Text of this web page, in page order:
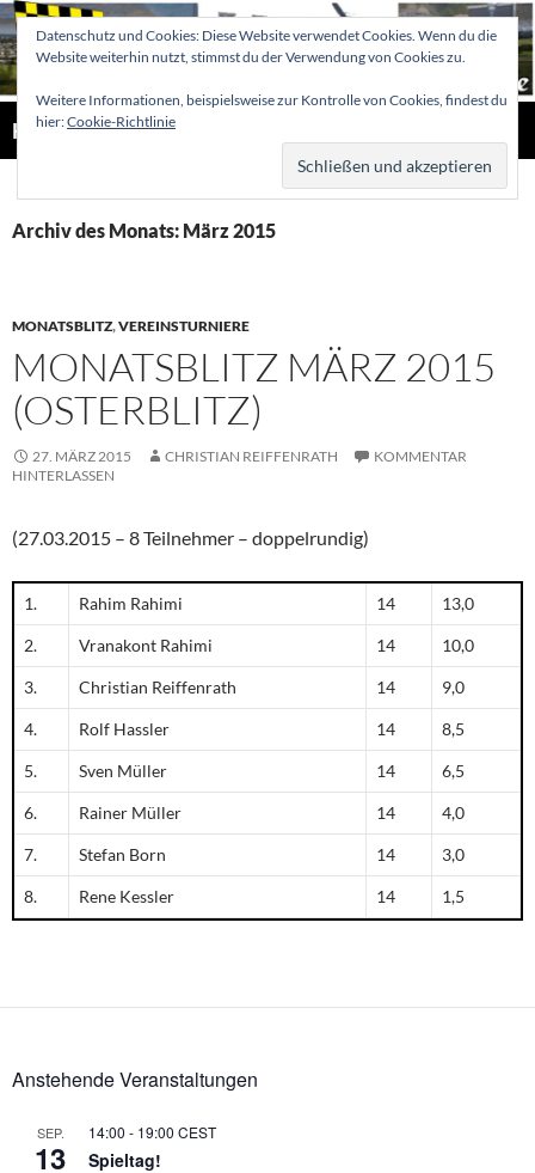
Zum
Inhalt
springen
Hellertaler Schachfreunde
Suchen
MENÜ
Archiv des Monats: März 2015
MONATSBLITZ,VEREINSTURNIERE
MONATSBLITZ MÄRZ 2015
(OSTERBLITZ)
27. MÄRZ 2015 CHRISTIAN REIFFENRATH
KOMMENTAR
HINTERLASSEN
(27.03.2015 – 8 Teilnehmer – doppelrundig)
1. Rahim Rahimi 14 13,0
2. Vranakont Rahimi 14 10,0
3. Christian Reiffenrath 14 9,0
4. Rolf Hassler 14 8,5
5. Sven Müller 14 6,5
6. Rainer Müller 14 4,0
7. Stefan Born 14 3,0
8. Rene Kessler 14 1,5
Anstehende Veranstaltungen
SEP.
13
14:00 - 19:00 CEST
Spieltag!
Datenschutz und Cookies: Diese Website verwendet Cookies. Wenn du die
Website weiterhin nutzt, stimmst du der Verwendung von Cookies zu.
Weitere Informationen, beispielsweise zur Kontrolle von Cookies, findest du
hier:Cookie-Richtlinie